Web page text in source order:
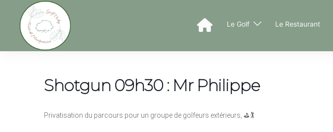
Le Golf Le Restaurant
Shotgun 09h30 : Mr Philippe
Privatisation du parcours pour un groupe de golfeurs extérieurs, ⛳🏌️